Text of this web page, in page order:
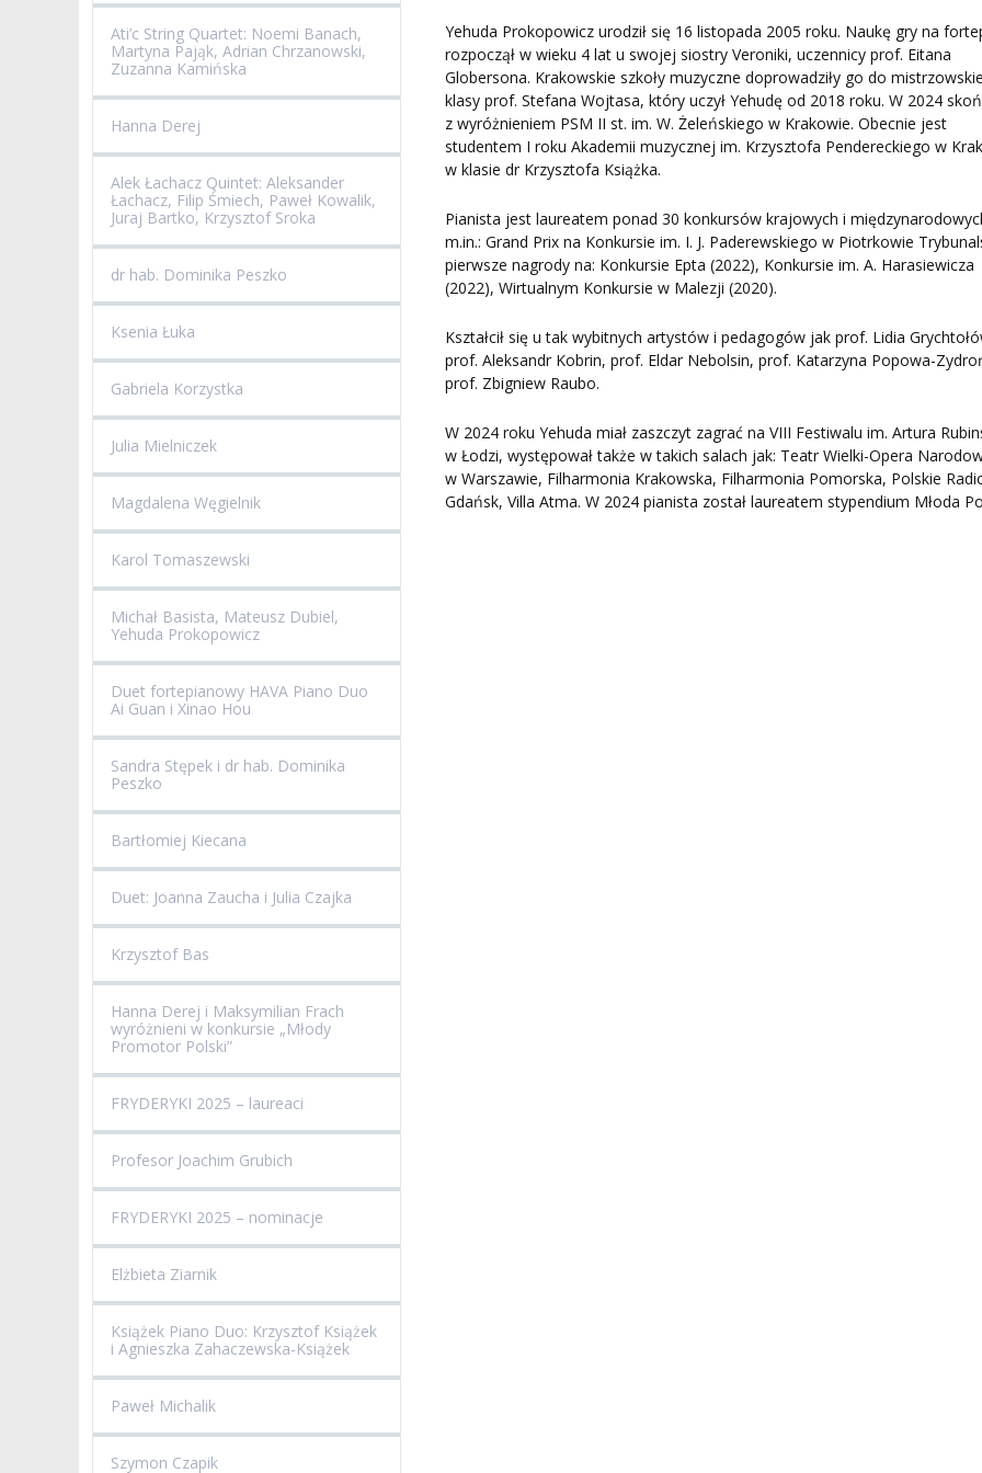
Ati’c String Quartet: Noemi Banach,
Martyna Pająk, Adrian Chrzanowski,
Zuzanna Kamińska
Hanna Derej
Alek Łachacz Quintet: Aleksander
Łachacz, Filip Śmiech, Paweł Kowalik,
Juraj Bartko, Krzysztof Sroka
dr hab. Dominika Peszko
Ksenia Łuka
Gabriela Korzystka
Julia Mielniczek
Magdalena Węgielnik
Karol Tomaszewski
Michał Basista, Mateusz Dubiel,
Yehuda Prokopowicz
Duet fortepianowy HAVA Piano Duo
Ai Guan i Xinao Hou
Sandra Stępek i dr hab. Dominika
Peszko
Bartłomiej Kiecana
Duet: Joanna Zaucha i Julia Czajka
Krzysztof Bas
Hanna Derej i Maksymilian Frach
wyróżnieni w konkursie „Młody
Promotor Polski”
FRYDERYKI 2025 – laureaci
Profesor Joachim Grubich
FRYDERYKI 2025 – nominacje
Elżbieta Ziarnik
Książek Piano Duo: Krzysztof Książek
i Agnieszka Zahaczewska-Książek
Paweł Michalik
Szymon Czapik
Yehuda Prokopowicz urodził się 16 listopada 2005 roku. Naukę gry na
rozpoczął w wieku 4 lat u swojej siostry Veroniki, uczennicy prof. Eitana
Globersona. Krakowskie szkoły muzyczne doprowadziły go do
klasy prof. Stefana Wojtasa, który uczył Yehudę od 2018 roku. W 2024
z wyróżnieniem PSM II st. im. W. Żeleńskiego w Krakowie. Obecnie jest
studentem I roku Akademii muzycznej im. Krzysztofa Pendereckiego w
w klasie dr Krzysztofa Książka.
Pianista jest laureatem ponad 30 konkursów krajowych i
m.in.: Grand Prix na Konkursie im. I. J. Paderewskiego w Piotrkowie
pierwsze nagrody na: Konkursie Epta (2022), Konkursie im. A. Harasiewicza
(2022), Wirtualnym Konkursie w Malezji (2020).
Kształcił się u tak wybitnych artystów i pedagogów jak prof. Lidia
prof. Aleksandr Kobrin, prof. Eldar Nebolsin, prof. Katarzyna Popowa-
prof. Zbigniew Raubo.
W 2024 roku Yehuda miał zaszczyt zagrać na VIII Festiwalu im. Artura
w Łodzi, występował także w takich salach jak: Teatr Wielki-Opera
w Warszawie, Filharmonia Krakowska, Filharmonia Pomorska, Polskie
Gdańsk, Villa Atma. W 2024 pianista został laureatem stypendium Młoda